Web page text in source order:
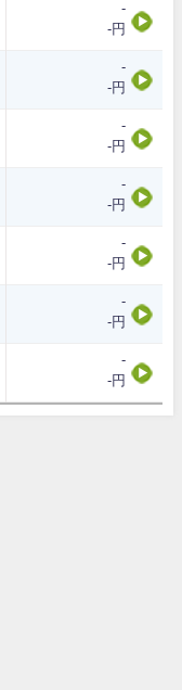
-
-円
-
-円
-
-円
-
-円
-
-円
-
-円
-
-円